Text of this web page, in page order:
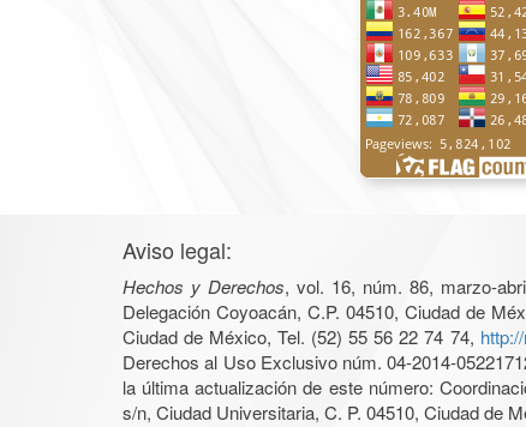
Aviso legal:
Hechos y Derechos, vol. 16, núm. 86, marzo-
Delegación Coyoacán, C.P. 04510, Ciudad de
Ciudad de México, Tel. (52) 55 56 22 74 74,
Derechos al Uso Exclusivo núm. 04-2014-
la última actualización de este número:
s/n, Ciudad Universitaria, C. P. 04510, Ciudad de